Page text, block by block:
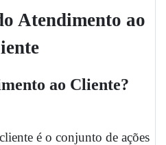
Atendimento ao
ao Cliente?
é o conjunto de ações